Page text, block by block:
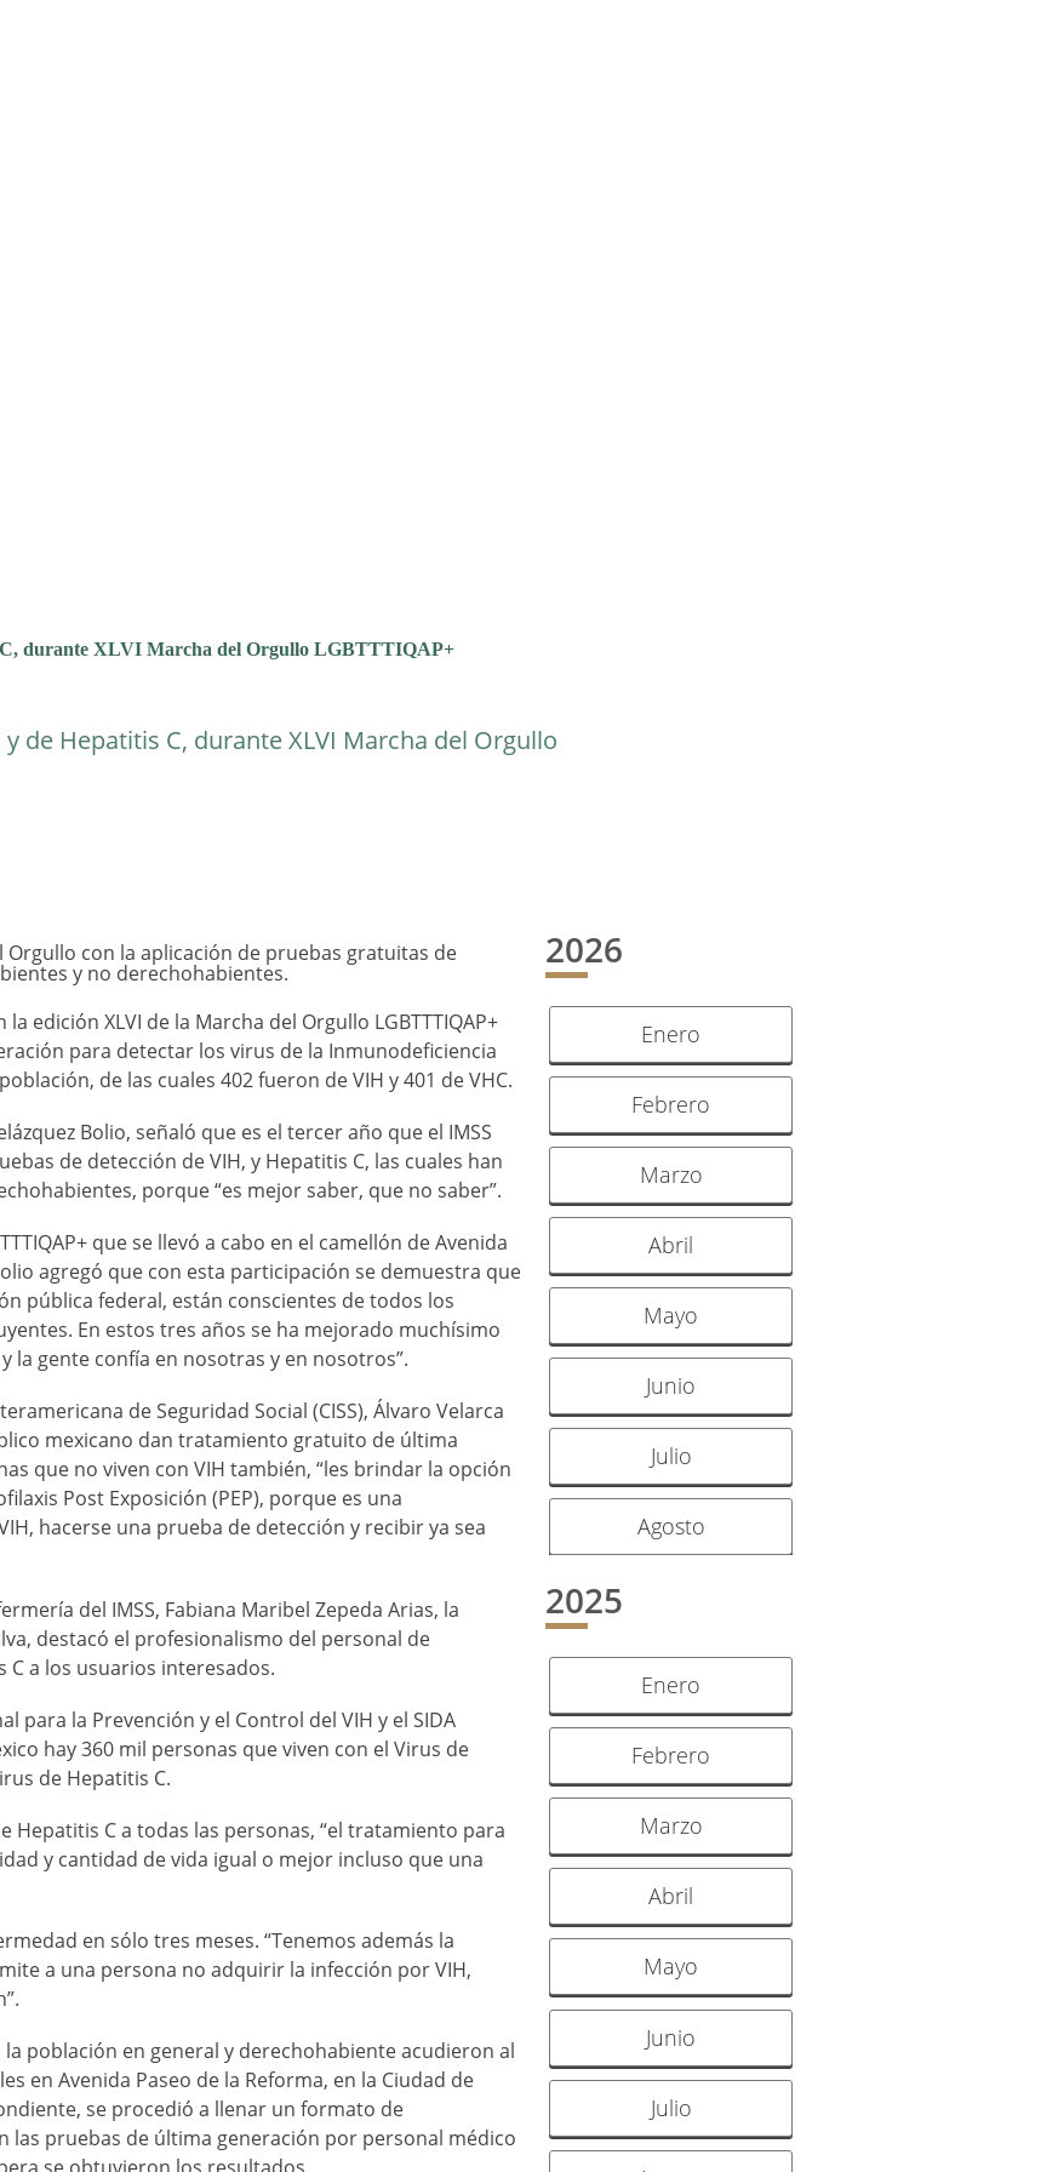
C, durante XLVI Marcha del Orgullo LGBTTTIQAP+
de Hepatitis C, durante XLVI Marcha del Orgullo
Orgullo con la aplicación de pruebas gratuitas de
y no derechohabientes.
edición XLVI de la Marcha del Orgullo LGBTTTIQAP+
para detectar los virus de la Inmunodeficiencia
de las cuales 402 fueron de VIH y 401 de VHC.
Bolio, señaló que es el tercer año que el IMSS
de detección de VIH, y Hepatitis C, las cuales han
porque “es mejor saber, que no saber”.
que se llevó a cabo en el camellón de Avenida
agregó que con esta participación se demuestra que
pública federal, están conscientes de todos los
En estos tres años se ha mejorado muchísimo
la gente confía en nosotras y en nosotros”.
de Seguridad Social (CISS), Álvaro Velarca
mexicano dan tratamiento gratuito de última
que no viven con VIH también, “les brindar la opción
Post Exposición (PEP), porque es una
hacerse una prueba de detección y recibir ya sea
del IMSS, Fabiana Maribel Zepeda Arias, la
destacó el profesionalismo del personal de
C a los usuarios interesados.
para la Prevención y el Control del VIH y el SIDA
hay 360 mil personas que viven con el Virus de
de Hepatitis C.
Hepatitis C a todas las personas, “el tratamiento para
y cantidad de vida igual o mejor incluso que una
en sólo tres meses. “Tenemos además la
a una persona no adquirir la infección por VIH,
población en general y derechohabiente acudieron al
en Avenida Paseo de la Reforma, en la Ciudad de
se procedió a llenar un formato de
las pruebas de última generación por personal médico
2026
Enero
Febrero
Marzo
Abril
Mayo
Junio
Julio
Agosto
2025
Enero
Febrero
Marzo
Abril
Mayo
Junio
Julio